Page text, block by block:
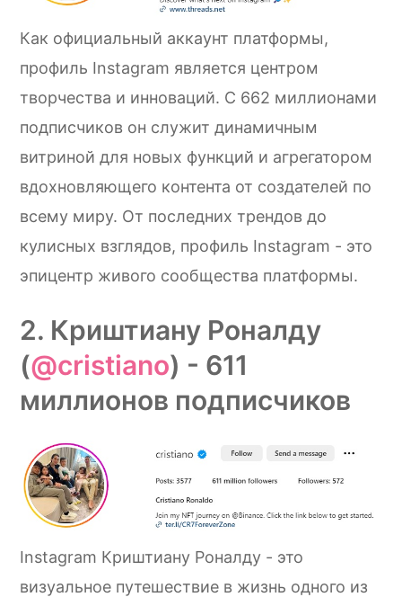
Как официальный аккаунт платформы,
профиль Instagram является центром
творчества и инноваций. С 662 миллионами
подписчиков он служит динамичным
витриной для новых функций и агрегатором
вдохновляющего контента от создателей по
всему миру. От последних трендов до
кулисных взглядов, профиль Instagram - это
эпицентр живого сообщества платформы.
2. Криштиану Роналду
(@cristiano) - 611
миллионов подписчиков
Instagram Криштиану Роналду - это
визуальное путешествие в жизнь одного из